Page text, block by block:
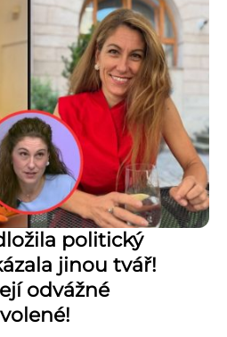
politický
jinou tvář!
odvážné